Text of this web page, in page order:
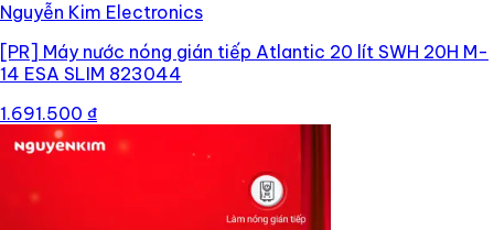
Nguyễn Kim Electronics
[PR] Máy nước nóng gián tiếp Atlantic 20 lít SWH 20H M-
14 ESA SLIM 823044
1.691.500 ₫